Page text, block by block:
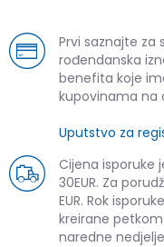
Prvi saznajte za
rođendanska
benefita koje
kupovinama na
Uputstvo za
Cijena isporuke
30EUR. Za
EUR. Rok
kreirane
naredne